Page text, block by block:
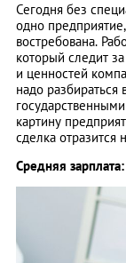
Сегодня без
одно
востребована.
который следит
и ценностей
надо разбираться
картину
сделка отразится
Средняя зарплата: